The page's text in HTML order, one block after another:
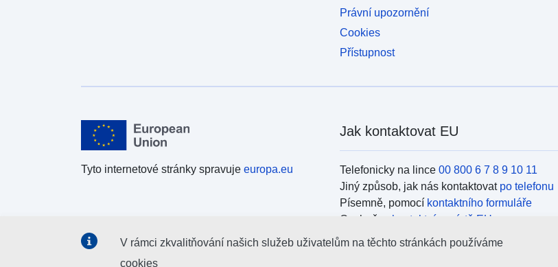
Právní upozornění
Cookies
Přístupnost
Tyto internetové stránky spravuje europa.eu
Jak kontaktovat EU
Telefonicky na lince 00 800 6 7 8 9 10 11
Jiný způsob, jak nás kontaktovat po telefonu
Písemně, pomocí kontaktního formuláře
Osobně, v kontaktním místě EU
V rámci zkvalitňování našich služeb uživatelům na těchto stránkách používáme
cookies